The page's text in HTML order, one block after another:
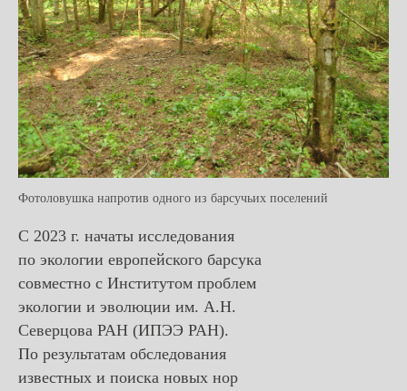
Фотоловушка напротив одного из барсучьих поселений
С 2023 г. начаты исследования
по экологии европейского барсука
совместно с Институтом проблем
экологии и эволюции им. А.Н.
Северцова РАН (ИПЭЭ РАН).
По результатам обследования
известных и поиска новых нор